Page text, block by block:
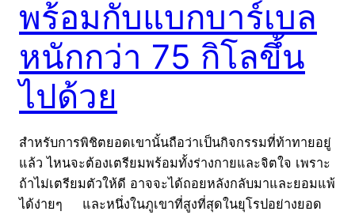
พร้อมกับแบกบาร์เบล
หนักกว่า 75 กิโลขึ้น
ไปด้วย
สำหรับการพิชิตยอดเขานั้นถือว่าเป็นกิจกรรมที่ท้าทายอยู่
แล้ว ไหนจะต้องเตรียมพร้อมทั้งร่างกายและจิตใจ เพราะ
ถ้าไม่เตรียมตัวให้ดี อาจจะได้ถอยหลังกลับมาและยอมแพ้
ได้ง่ายๆ และหนึ่งในภูเขาที่สูงที่สุดในยุโรปอย่างยอด